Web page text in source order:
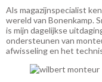
Als magazijnspecialist
wereld van Bonenkamp.
is mijn dagelijkse
ondersteunen van
afwisseling en het